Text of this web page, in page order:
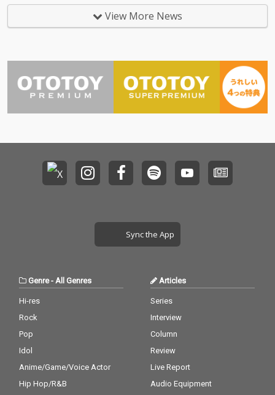
を感じながら。 作詞・
作曲：Red-chanP Vo
cal：初音ミク 道北の
にお楽しみください！
を感じながら。 作詞・
作曲：Red-chanP Vo
cal：初音ミク 道北の
ひみなさまの夏と一緒
にお楽しみください！
トの作品募集がスタートした。
本コラボレーションは、2026年
5月21日（木）に「日清焼そば
アニバー
ject VOLTAGE High↑」から生ま
れたオリジナル曲、kz × TAKU I
NOUEのタッグによる「クロス
View More News
Sync the App
Genre-All Genres
Hi-res
Rock
Pop
Idol
Anime/Game/Voice Actor
Hip Hop/R&B
Articles
Series
Interview
Column
Review
Live Report
Audio Equipment